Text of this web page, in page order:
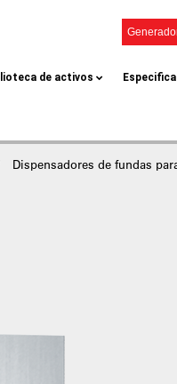
de activos
Dispensadores de fundas